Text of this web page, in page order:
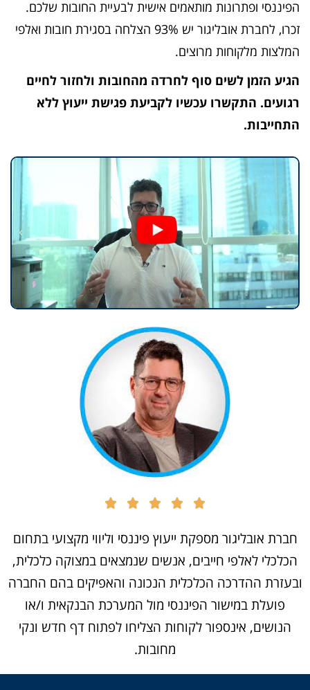
חברת אובליגור מספקת ייעוץ פיננסי וליווי מקצועי בתחום
הכלכלי לאלפי חייבים, אנשים שנמצאים במצוקה כלכלית,
ובעזרת ההדרכה הכלכלית הנכונה והאפיקים בהם החברה
פועלת במישור הפיננסי מול המערכת הבנקאית ו/או
הנושים, אינספור לקוחות הצליחו לפתוח דף חדש ונקי
מחובות.
הפיננסי ופתרונות מותאמים אישית לבעיית החובות שלכם.
זכרו, לחברת אובליגור יש 93% הצלחה בסגירת חובות ואלפי
המלצות מלקוחות מרוצים.
הגיע הזמן לשים סוף לחרדה מהחובות ולחזור לחיים
רגועים. התקשרו עכשיו לקביעת פגישת ייעוץ ללא
התחייבות.